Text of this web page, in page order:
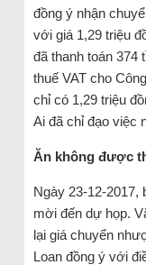
đồng ý nhận
với giá 1,29 triệu
đã thanh toán 374
thuế VAT cho
chỉ có 1,29 triệu
Ai đã chỉ đạo việc
Ăn không được
Ngày 23-12-2017,
mời đến dự họp.
lại giá chuyển
Loan đồng ý với